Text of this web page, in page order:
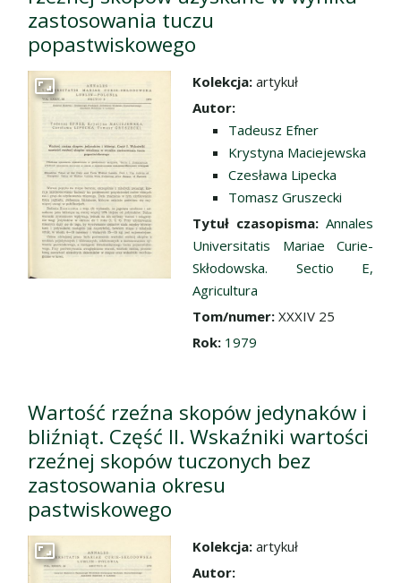
zastosowania tuczu
popastwiskowego
Przejdź do zbioru
Kolekcja: artykuł
Autor:
Tadeusz Efner
Krystyna Maciejewska
Czesława Lipecka
Tomasz Gruszecki
Tytuł czasopisma: Annales
Universitatis Mariae Curie-
Skłodowska. Sectio E,
Agricultura
Tom/numer: XXXIV 25
Rok: 1979
Wartość rzeźna skopów jedynaków i
bliźniąt. Część II. Wskaźniki wartości
rzeźnej skopów tuczonych bez
zastosowania okresu
pastwiskowego
Przejdź do zbioru
Kolekcja: artykuł
Autor: